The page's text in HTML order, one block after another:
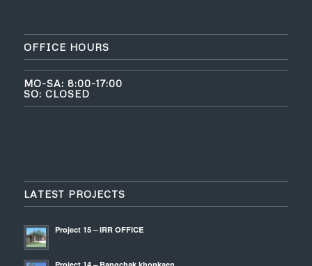
OFFICE HOURS
MO-SA: 8:00-17:00
SO: CLOSED
LATEST PROJECTS
Project 15 – IRR OFFICE